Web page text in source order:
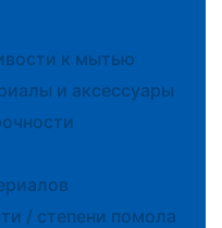
к мытью
и аксессуары
/ степени помола